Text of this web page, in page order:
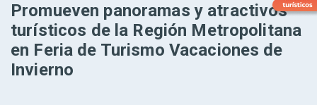
Promueven panoramas y atractivos
turísticos de la Región Metropolitana
en Feria de Turismo Vacaciones de
Invierno